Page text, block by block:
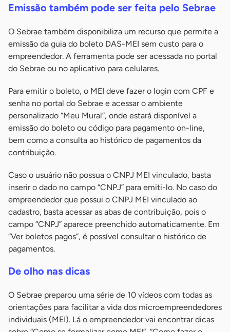
Emissão também pode ser feita pelo Sebrae
O Sebrae também disponibiliza um recurso que permite a
emissão da guia do boleto DAS-MEI sem custo para o
empreendedor. A ferramenta pode ser acessada no portal
do Sebrae ou no aplicativo para celulares.
Para emitir o boleto, o MEI deve fazer o login com CPF e
senha no portal do Sebrae e acessar o ambiente
personalizado “Meu Mural”, onde estará disponível a
emissão do boleto ou código para pagamento on-line,
bem como a consulta ao histórico de pagamentos da
contribuição.
Caso o usuário não possua o CNPJ MEI vinculado, basta
inserir o dado no campo “CNPJ” para emiti-lo. No caso do
empreendedor que possui o CNPJ MEI vinculado ao
cadastro, basta acessar as abas de contribuição, pois o
campo “CNPJ” aparece preenchido automaticamente. Em
“Ver boletos pagos”, é possível consultar o histórico de
pagamentos.
De olho nas dicas
O Sebrae preparou uma série de 10 vídeos com todas as
orientações para facilitar a vida dos microempreendedores
individuais (MEI). Lá o empreendedor vai encontrar dicas